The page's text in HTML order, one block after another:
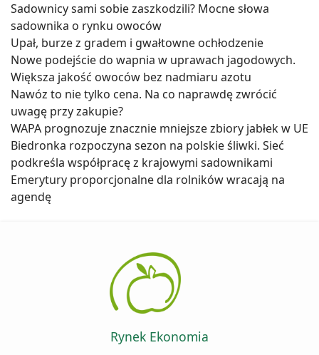
Sadownicy sami sobie zaszkodzili? Mocne słowa
sadownika o rynku owoców
Upał, burze z gradem i gwałtowne ochłodzenie
Nowe podejście do wapnia w uprawach jagodowych.
Większa jakość owoców bez nadmiaru azotu
Nawóz to nie tylko cena. Na co naprawdę zwrócić
uwagę przy zakupie?
WAPA prognozuje znacznie mniejsze zbiory jabłek w UE
Biedronka rozpoczyna sezon na polskie śliwki. Sieć
podkreśla współpracę z krajowymi sadownikami
Emerytury proporcjonalne dla rolników wracają na
agendę
Rynek Ekonomia